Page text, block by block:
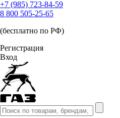
+7 (985) 723-84-59
8 800 505-25-65
(бесплатно по РФ)
Регистрация
Вход